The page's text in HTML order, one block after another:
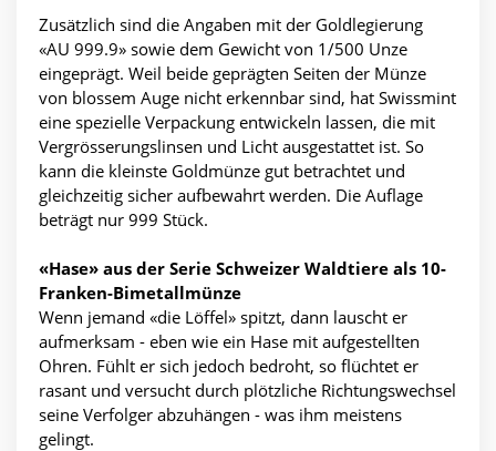
Zusätzlich sind die Angaben mit der Goldlegierung
«AU 999.9» sowie dem Gewicht von 1/500 Unze
eingeprägt. Weil beide geprägten Seiten der Münze
von blossem Auge nicht erkennbar sind, hat Swissmint
eine spezielle Verpackung entwickeln lassen, die mit
Vergrösserungslinsen und Licht ausgestattet ist. So
kann die kleinste Goldmünze gut betrachtet und
gleichzeitig sicher aufbewahrt werden. Die Auflage
beträgt nur 999 Stück.
«Hase» aus der Serie Schweizer Waldtiere als 10-
Franken-Bimetallmünze
Wenn jemand «die Löffel» spitzt, dann lauscht er
aufmerksam - eben wie ein Hase mit aufgestellten
Ohren. Fühlt er sich jedoch bedroht, so flüchtet er
rasant und versucht durch plötzliche Richtungswechsel
seine Verfolger abzuhängen - was ihm meistens
gelingt.